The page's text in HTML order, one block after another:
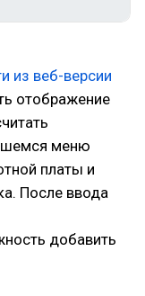
из веб-версии
отображение
меню
платы и
После ввода
добавить